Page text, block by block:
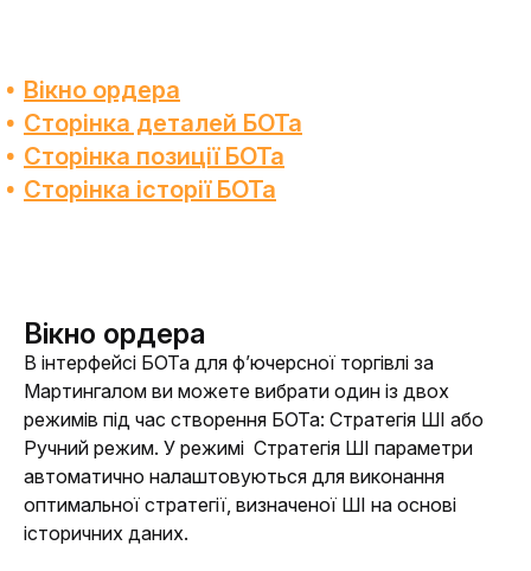
Вікно ордера
Сторінка деталей БОТа
Сторінка позиції БОТа
Сторінка історії БОТа
Вікно ордера
В інтерфейсі БОТа для ф’ючерсної торгівлі за
Мартингалом ви можете вибрати один із двох
режимів під час створення БОТа: Стратегія ШІ або
Ручний режим. У режимі Стратегія ШІ параметри
автоматично налаштовуються для виконання
оптимальної стратегії, визначеної ШІ на основі
історичних даних.